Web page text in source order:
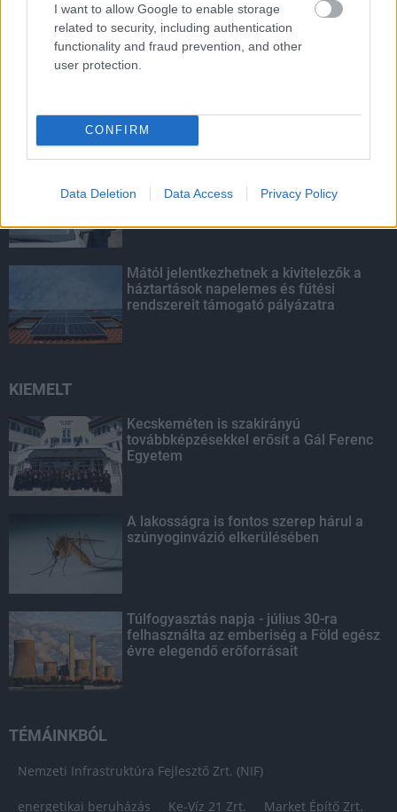
I want to allow Google to enable storage
related to security, including authentication
functionality and fraud prevention, and other
user protection.
CONFIRM
Data Deletion Data Access Privacy Policy
LEGOLVASOTTABB
rendőrség a utakon
Mától jelentkezhetnek a kivitelezők a
háztartások napelemes és fűtési
rendszereit támogató pályázatra
KIEMELT
Kecskeméten is szakirányú
továbbképzésekkel erősít a Gál Ferenc
Egyetem
A lakosságra is fontos szerep hárul a
szúnyoginvázió elkerülésében
Túlfogyasztás napja - július 30-ra
felhasználta az emberiség a Föld egész
évre elegendő erőforrásait
TÉMÁINKBÓL
Nemzeti Infrastruktúra Fejlesztő Zrt. (NIF)
energetikai beruházás Ke-Víz 21 Zrt. Market Építő Zrt.